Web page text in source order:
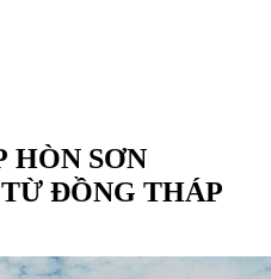
HÒN SƠN
ĐỒNG THÁP